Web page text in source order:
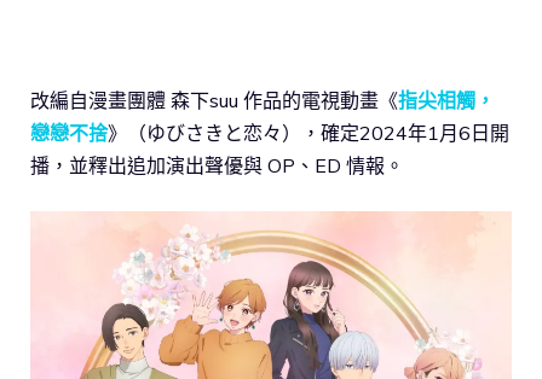
改編自漫畫團體 森下suu 作品的電視動畫《指尖相觸，
戀戀不捨》（ゆびさきと恋々），確定2024年1月6日開
播，並釋出追加演出聲優與 OP、ED 情報。